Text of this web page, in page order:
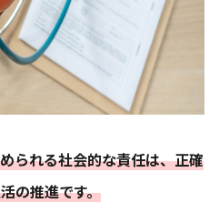
られる社会的な責任は、正確
の推進です。